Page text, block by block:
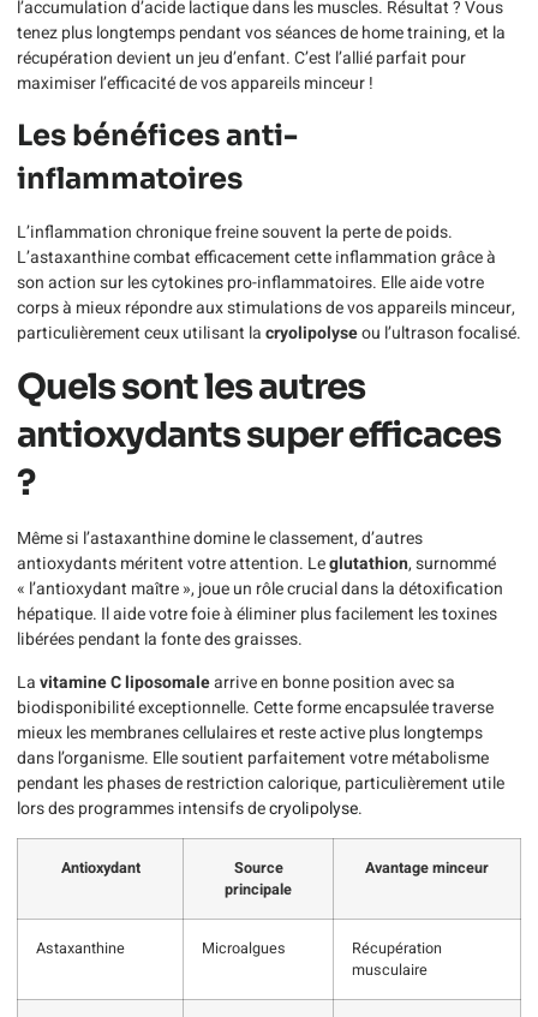
l’accumulation d’acide lactique dans les muscles. Résultat ? Vous
tenez plus longtemps pendant vos séances de home training, et la
récupération devient un jeu d’enfant. C’est l’allié parfait pour
maximiser l’efficacité de vos appareils minceur !
Les bénéfices anti-
inflammatoires
L’inflammation chronique freine souvent la perte de poids.
L’astaxanthine combat efficacement cette inflammation grâce à
son action sur les cytokines pro-inflammatoires. Elle aide votre
corps à mieux répondre aux stimulations de vos appareils minceur,
particulièrement ceux utilisant lacryolipolyseou l’ultrason focalisé.
Quels sont les autres
antioxydants super efficaces
?
Même si l’astaxanthine domine le classement, d’autres
antioxydants méritent votre attention. Leglutathion, surnommé
« l’antioxydant maître », joue un rôle crucial dans la détoxification
hépatique. Il aide votre foie à éliminer plus facilement les toxines
libérées pendant la fonte des graisses.
Lavitamine C liposomalearrive en bonne position avec sa
biodisponibilité exceptionnelle. Cette forme encapsulée traverse
mieux les membranes cellulaires et reste active plus longtemps
dans l’organisme. Elle soutient parfaitement votre métabolisme
pendant les phases de restriction calorique, particulièrement utile
lors des programmes intensifs decryolipolyse.
Antioxydant
Source
principale
Avantage minceur
Astaxanthine Microalgues
Récupération
musculaire